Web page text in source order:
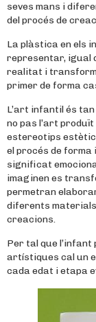
seves mans i
del procés de
La plàstica en els
representar, igual
realitat i
primer de forma
L’art infantil és
no pas l’art
estereotips
el procés de forma
significat
imaginen es
permetran
diferents materials
creacions.
Per tal que
artístiques cal un
cada edat i etapa